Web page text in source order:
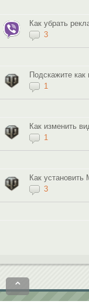
Как убрать
3
Подскажите как
1
Как изменить
1
Как установить
3
⌃